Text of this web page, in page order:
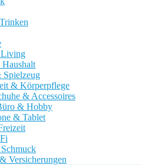
& Körperpflege
& Accessoires
& Hobby
& Tablet
Versicherungen